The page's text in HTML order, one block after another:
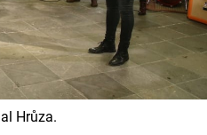
Hrůza.